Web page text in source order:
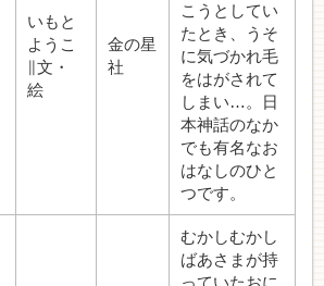
いもと
ようこ
∥文・
絵
金の星
社
こうとしてい
たとき、うそ
に気づかれ毛
をはがされて
しまい…。日
本神話のなか
でも有名なお
はなしのひと
つです。
むかしむかし
ばあさまが持
っていたおに